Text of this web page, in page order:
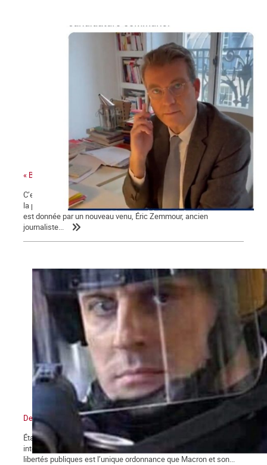
« Bonjour Jean-Luc, c’est Arnaud Montebourg »
C’est une campagne présidentielle encore plus nauséabonde que
la précédente. Une campagne « à droite toute » dont la mesure
est donnée par un nouveau venu, Éric Zemmour, ancien
journaliste...
De l’état d’urgence sanitaire à l’État policier
État d’urgence, confinements, couvre-feu, attestations de sorties,
interdictions de rassemblements, la restriction des droits et
libertés publiques est l’unique ordonnance que Macron et son...